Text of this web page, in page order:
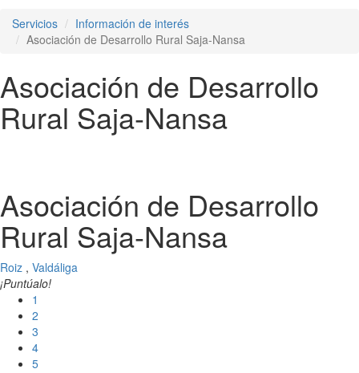
Servicios
Información de interés
Asociación de Desarrollo Rural Saja-Nansa
Asociación de Desarrollo
Rural Saja-Nansa
Asociación de Desarrollo
Rural Saja-Nansa
Roiz , Valdáliga
¡Puntúalo!
1
2
3
4
5